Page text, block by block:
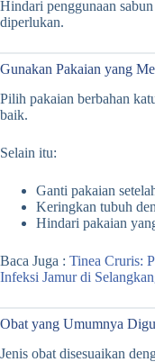
Hindari penggunaan
diperlukan.
Gunakan Pakaian yang
Pilih pakaian berbahan
baik.
Selain itu:
Ganti pakaian
Keringkan tubuh
Hindari pakaian
Baca Juga : Tinea Cruris:
Infeksi Jamur di
Obat yang Umumnya
Jenis obat disesuaikan